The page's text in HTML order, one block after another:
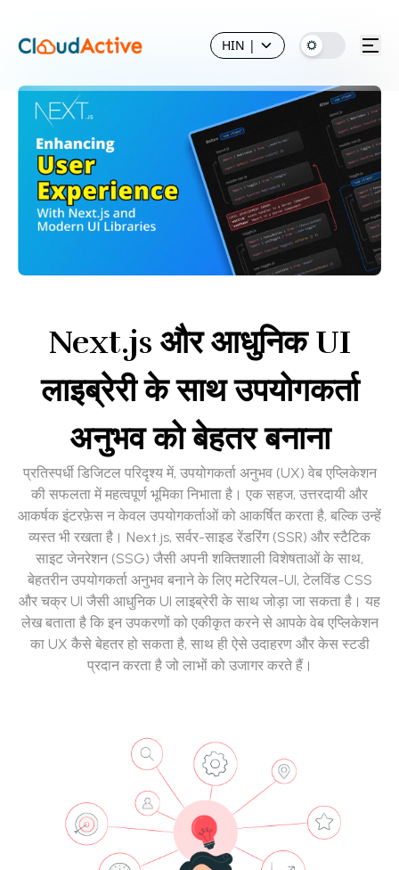
HIN |
Next.js और आधुनिक UI
लाइब्रेरी के साथ उपयोगकर्ता
अनुभव को बेहतर बनाना
प्रतिस्पर्धी डिजिटल परिदृश्य में, उपयोगकर्ता अनुभव (UX) वेब एप्लिकेशन
की सफलता में महत्वपूर्ण भूमिका निभाता है। एक सहज, उत्तरदायी और
आकर्षक इंटरफ़ेस न केवल उपयोगकर्ताओं को आकर्षित करता है, बल्कि उन्हें
व्यस्त भी रखता है। Next.js, सर्वर-साइड रेंडरिंग (SSR) और स्टैटिक
साइट जेनरेशन (SSG) जैसी अपनी शक्तिशाली विशेषताओं के साथ,
बेहतरीन उपयोगकर्ता अनुभव बनाने के लिए मटेरियल-UI, टेलविंड CSS
और चक्र UI जैसी आधुनिक UI लाइब्रेरी के साथ जोड़ा जा सकता है। यह
लेख बताता है कि इन उपकरणों को एकीकृत करने से आपके वेब एप्लिकेशन
का UX कैसे बेहतर हो सकता है, साथ ही ऐसे उदाहरण और केस स्टडी
प्रदान करता है जो लाभों को उजागर करते हैं।